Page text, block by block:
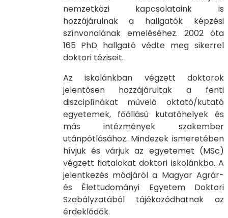
nemzetközi kapcsolataink is
hozzájárulnak a hallgatók képzési
színvonalának emeléséhez. 2002 óta
165 PhD hallgató védte meg sikerrel
doktori téziseit.
Az iskolánkban végzett doktorok
jelentősen hozzájárultak a fenti
diszciplínákat művelő oktató/kutató
egyetemek, főállású kutatóhelyek és
más intézmények szakember
utánpótlásához. Mindezek ismeretében
hívjuk és várjuk az egyetemet (MSc)
végzett fiatalokat doktori iskolánkba. A
jelentkezés módjáról a Magyar Agrár-
és Élettudományi Egyetem Doktori
Szabályzatából tájékozódhatnak az
érdeklődők.